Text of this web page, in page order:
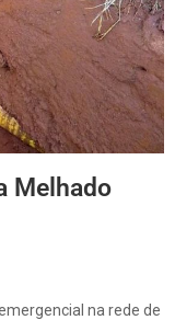
Melhado
na rede de